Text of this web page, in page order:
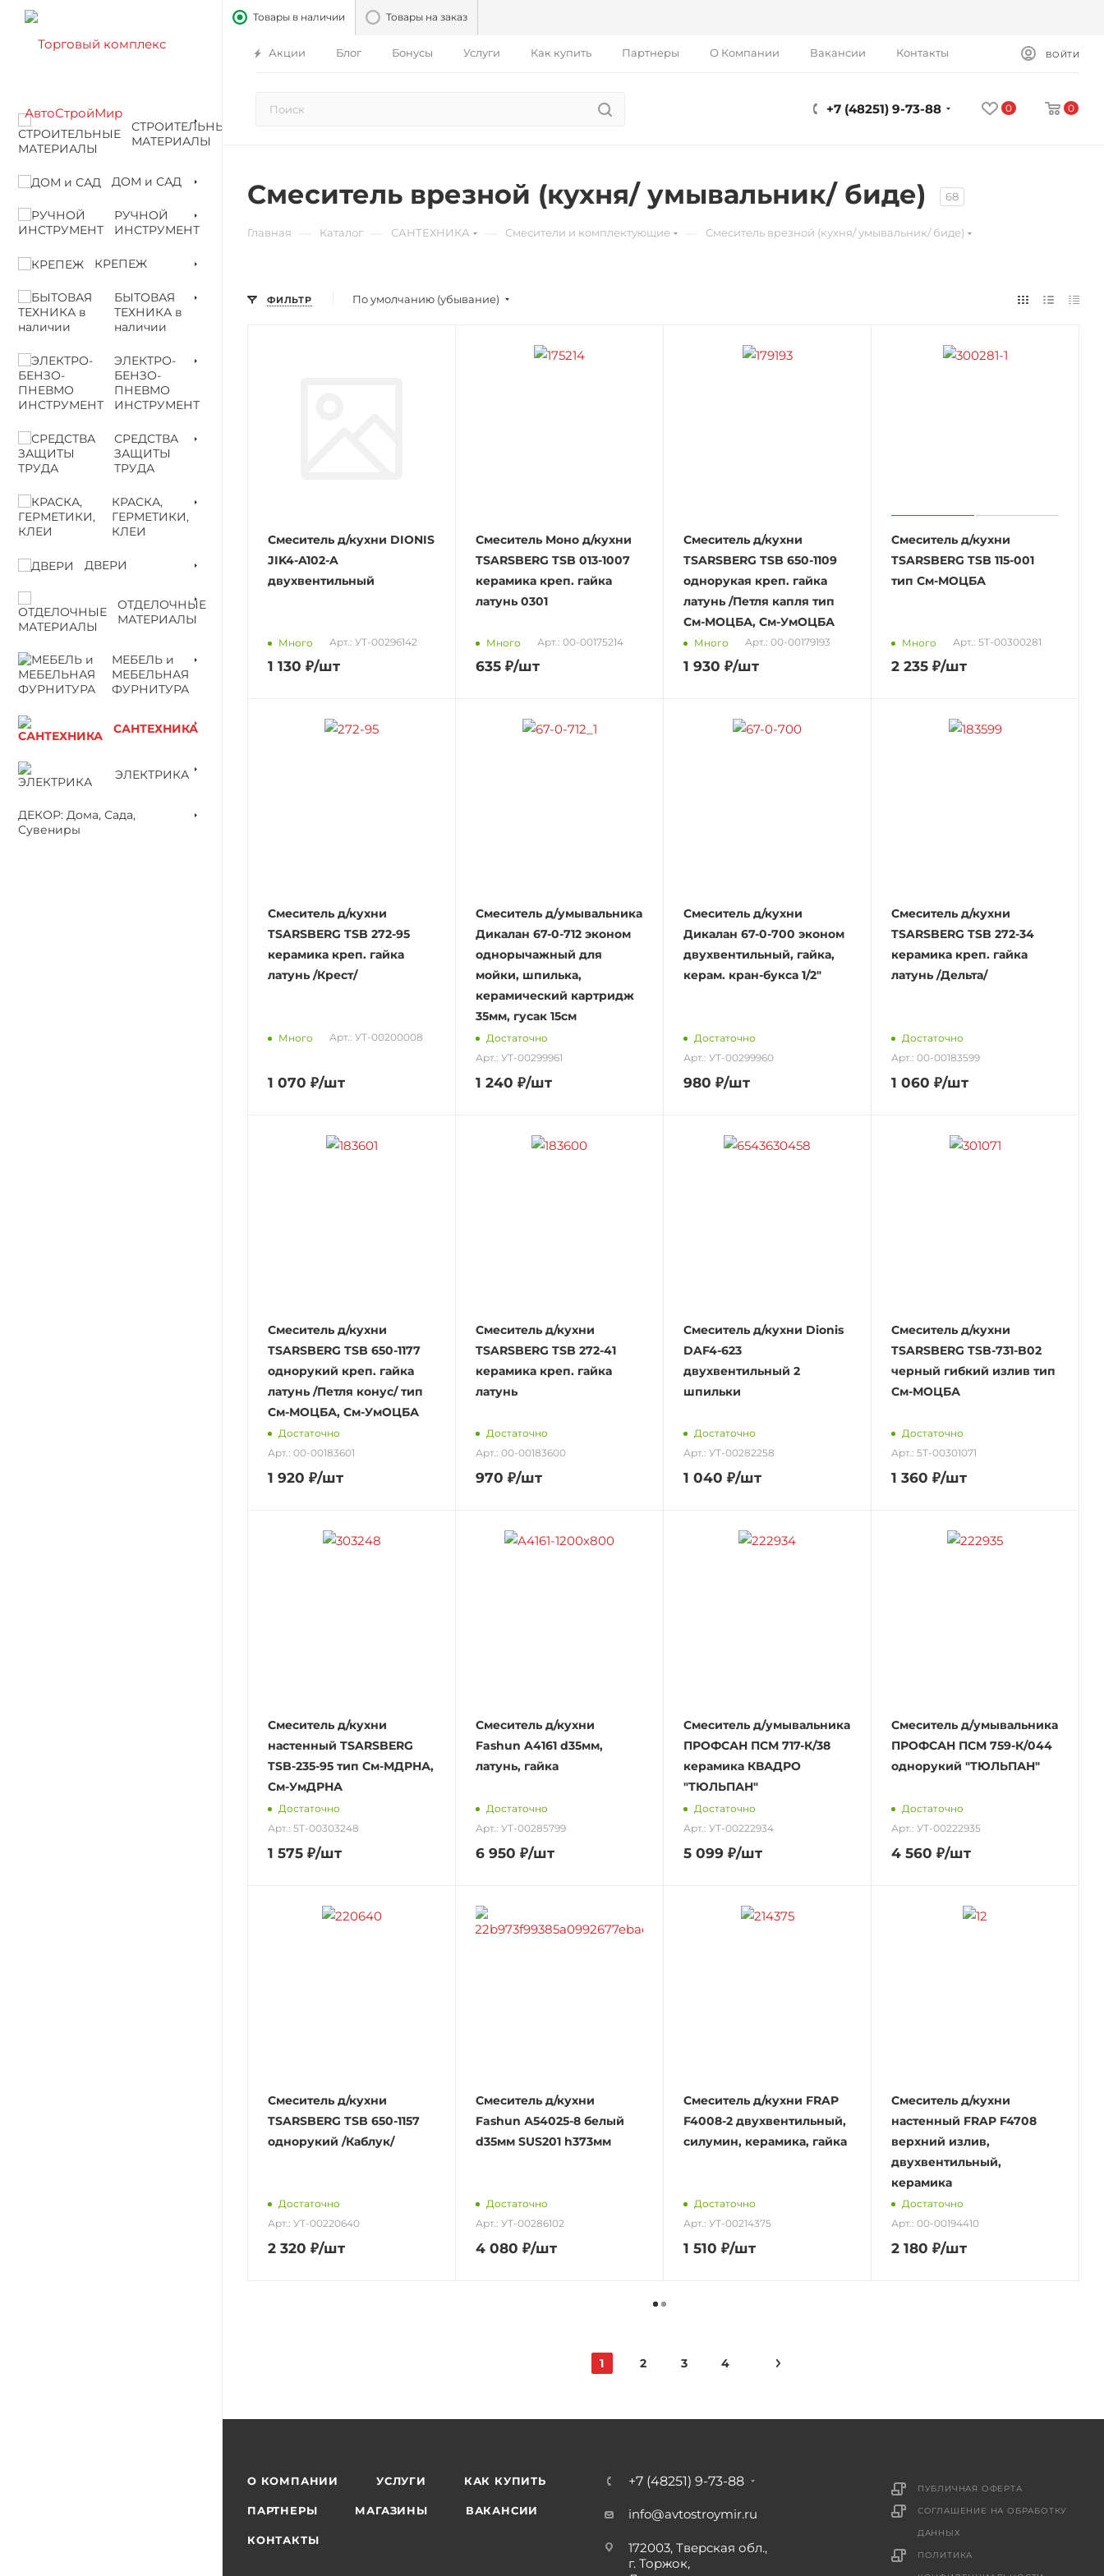
Товары в наличии Товары на заказ
Акции Блог Бонусы Услуги Как купить Партнеры О Компании Вакансии Контакты ВОЙТИ
0 0
+7 (48251) 9-73-88
СТРОИТЕЛЬНЫЕ
МАТЕРИАЛЫ
ДОМ и САД
РУЧНОЙ
ИНСТРУМЕНТ
КРЕПЕЖ
БЫТОВАЯ
ТЕХНИКА в
наличии
ЭЛЕКТРО-
БЕНЗО-
ПНЕВМО
ИНСТРУМЕНТ
СРЕДСТВА
ЗАЩИТЫ
ТРУДА
КРАСКА,
ГЕРМЕТИКИ,
КЛЕИ
ДВЕРИ
ОТДЕЛОЧНЫЕ
МАТЕРИАЛЫ
МЕБЕЛЬ и
МЕБЕЛЬНАЯ
ФУРНИТУРА
САНТЕХНИКА
ЭЛЕКТРИКА
ДЕКОР: Дома, Сада,
Сувениры
Смеситель врезной (кухня/ умывальник/ биде) 68
Главная Каталог САНТЕХНИКА Смесители и комплектующие Смеситель врезной (кухня/ умывальник/ биде)
ФИЛЬТР По умолчанию (убывание)
Смеситель д/кухни DIONIS
JIK4-A102-A
двухвентильный
Много Арт.: УТ-00296142
1 130 ₽/шт
Смеситель Моно д/кухни
TSARSBERG TSB 013-1007
керамика креп. гайка
латунь 0301
Много Арт.: 00-00175214
635 ₽/шт
Смеситель д/кухни
TSARSBERG TSB 650-1109
однорукая креп. гайка
латунь /Петля капля тип
См-МОЦБА, См-УмОЦБА
Много Арт.: 00-00179193
1 930 ₽/шт
Смеситель д/кухни
TSARSBERG TSB 115-001
тип См-МОЦБА
Много Арт.: 5Т-00300281
2 235 ₽/шт
Смеситель д/кухни
TSARSBERG TSB 272-95
керамика креп. гайка
латунь /Крест/
Много Арт.: УТ-00200008
1 070 ₽/шт
Смеситель д/умывальника
Дикалан 67-0-712 эконом
однорычажный для
мойки, шпилька,
керамический картридж
35мм, гусак 15см
Достаточно
Арт.: УТ-00299961
1 240 ₽/шт
Смеситель д/кухни
Дикалан 67-0-700 эконом
двухвентильный, гайка,
керам. кран-букса 1/2"
Достаточно
Арт.: УТ-00299960
980 ₽/шт
Смеситель д/кухни
TSARSBERG TSB 272-34
керамика креп. гайка
латунь /Дельта/
Достаточно
Арт.: 00-00183599
1 060 ₽/шт
Смеситель д/кухни
TSARSBERG TSB 650-1177
однорукий креп. гайка
латунь /Петля конус/ тип
См-МОЦБА, См-УмОЦБА
Достаточно
Арт.: 00-00183601
1 920 ₽/шт
Смеситель д/кухни
TSARSBERG TSB 272-41
керамика креп. гайка
латунь
Достаточно
Арт.: 00-00183600
970 ₽/шт
Смеситель д/кухни Dionis
DAF4-623
двухвентильный 2
шпильки
Достаточно
Арт.: УТ-00282258
1 040 ₽/шт
Смеситель д/кухни
TSARSBERG TSB-731-B02
черный гибкий излив тип
См-МОЦБА
Достаточно
Арт.: 5Т-00301071
1 360 ₽/шт
Смеситель д/кухни
настенный TSARSBERG
TSB-235-95 тип См-МДРНА,
См-УмДРНА
Достаточно
Арт.: 5Т-00303248
1 575 ₽/шт
Смеситель д/кухни
Fashun A4161 d35мм,
латунь, гайка
Достаточно
Арт.: УТ-00285799
6 950 ₽/шт
Смеситель д/умывальника
ПРОФСАН ПСМ 717-К/38
керамика КВАДРО
"ТЮЛЬПАН"
Достаточно
Арт.: УТ-00222934
5 099 ₽/шт
Смеситель д/умывальника
ПРОФСАН ПСМ 759-К/044
однорукий "ТЮЛЬПАН"
Достаточно
Арт.: УТ-00222935
4 560 ₽/шт
Смеситель д/кухни
TSARSBERG TSB 650-1157
однорукий /Каблук/
Достаточно
Арт.: УТ-00220640
2 320 ₽/шт
Смеситель д/кухни
Fashun А54025-8 белый
d35мм SUS201 h373мм
Достаточно
Арт.: УТ-00286102
4 080 ₽/шт
Смеситель д/кухни FRAP
F4008-2 двухвентильный,
силумин, керамика, гайка
Достаточно
Арт.: УТ-00214375
1 510 ₽/шт
Смеситель д/кухни
настенный FRAP F4708
верхний излив,
двухвентильный,
керамика
Достаточно
Арт.: 00-00194410
2 180 ₽/шт
1 2 3 4
О КОМПАНИИ УСЛУГИ КАК КУПИТЬ
ПАРТНЕРЫ МАГАЗИНЫ ВАКАНСИИ
КОНТАКТЫ
+7 (48251) 9-73-88
info@avtostroymir.ru
172003, Тверская обл.,
г. Торжок,
ПУБЛИЧНАЯ ОФЕРТА
СОГЛАШЕНИЕ НА ОБРАБОТКУ
ДАННЫХ
ПОЛИТИКА